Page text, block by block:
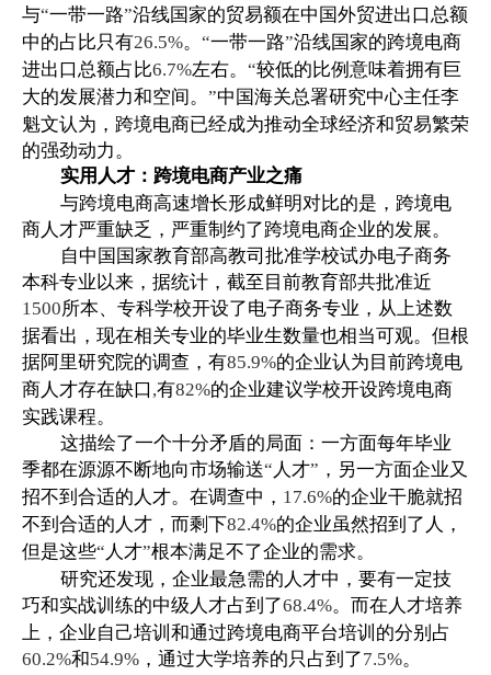
与“一带一路”沿线国家的贸易额在中国外贸进出口总额
中的占比只有26.5%。 “一带一路”沿线国家的跨境电商
进出口总额占比6.7%左右。 “较低的比例意味着拥有巨
大的发展潜力和空间。 ”中国海关总署研究中心主任李
魁文认为，跨境电商已经成为推动全球经济和贸易繁荣
的强劲动力。
实用人才：跨境电商产业之痛
与跨境电商高速增长形成鲜明对比的是，跨境电
商人才严重缺乏，严重制约了跨境电商企业的发展。
自中国国家教育部高教司批准学校试办电子商务
本科专业以来，据统计，截至目前教育部共批准近
1500所本、专科学校开设了电子商务专业，从上述数
据看出，现在相关专业的毕业生数量也相当可观。但根
据阿里研究院的调查，有85.9%的企业认为目前跨境电
商人才存在缺口 ,有82%的企业建议学校开设跨境电商
实践课程。
这描绘了一个十分矛盾的局面：一方面每年毕业
季都在源源不断地向市场输送“ 人才” ，另一方面企业又
招不到合适的人才。在调查中， 17.6%的企业干脆就招
不到合适的人才，而剩下82.4%的企业虽然招到了人，
但是这些“ 人才”根本满足不了企业的需求。
研究还发现，企业最急需的人才中，要有一定技
巧和实战训练的中级人才占到了68.4%。而在人才培养
上，企业自己培训和通过跨境电商平台培训的分别占
60.2%和54.9% ，通过大学培养的只占到了7.5%。